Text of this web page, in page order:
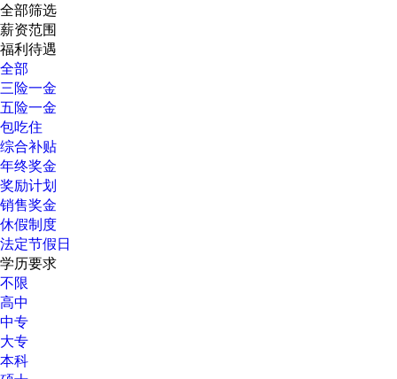
全部筛选
薪资范围
福利待遇
全部
三险一金
五险一金
包吃住
综合补贴
年终奖金
奖励计划
销售奖金
休假制度
法定节假日
学历要求
不限
高中
中专
大专
本科